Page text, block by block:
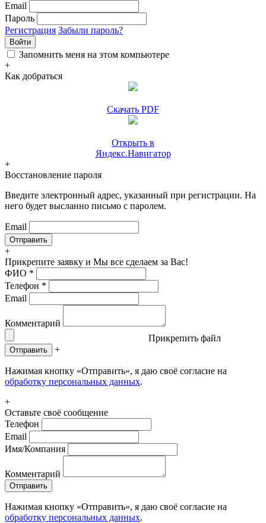
Email
Пароль
Регистрация Забыли пароль?
Войти
Запомнить меня на этом компьютере
+
Как добраться
Скачать PDF
Открыть в
Яндекс.Навигатор
+
Восстановление пароля
Введите электронный адрес, указанный при регистрации. На
него будет высланно письмо с паролем.
Email
+
Прикрепите заявку и Мы все сделаем за Вас!
ФИО *
Телефон *
Email
Комментарий
Прикрепить файл
Отправить +
Нажимая кнопку «Отправить», я даю своё согласие на
обработку персональных данных.
+
Оставьте своё сообщение
Телефон
Email
Имя/Компания
Комментарий
Отправить
Нажимая кнопку «Отправить», я даю своё согласие на
обработку персональных данных.